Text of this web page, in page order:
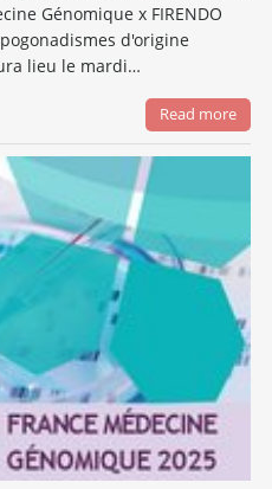
Génomique x FIRENDO
d'origine
lieu le mardi…
Read more